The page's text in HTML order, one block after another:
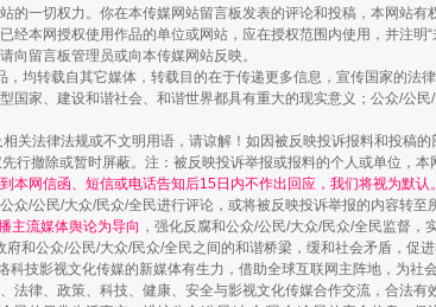
送你一朵小红花
的一切权力。你在本传媒网站留言板发表的评论和投稿，本网站
本网授权使用作品的单位或网站，应在授权范围内使用，并注明“
向留言板管理员或向本传媒网站反映。
，均转载自其它媒体，转载目的在于传递更多信息，宣传国家的法
国家、建设和谐社会、和谐世界都具有重大的现实意义；公众/公
关法律法规或不文明用语，请谅解！如因被反映投诉报料和投稿
行撤除或暂时屏蔽。注：被反映投诉举报或报料的个人或单位，
本网信函、短信或电话告知后15日内不作出回应，我们将视为默认
众/公民/大众/民众/全民进行评论，或将被反映投诉举报的内容转
主流媒体舆论为导向 ，强化反腐和公众/公民/大众/民众/全民监督
和公众/公民/大众/民众/全民之间的和谐桥梁，缓和社会矛盾，促
技影视文化传媒的新媒体有生力，借助全球互联网主阵地，为社
法律、政策、科技、健康、安全与影视文化传媒合作交流，合法有